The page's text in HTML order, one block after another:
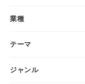
業種
テーマ
ジャンル